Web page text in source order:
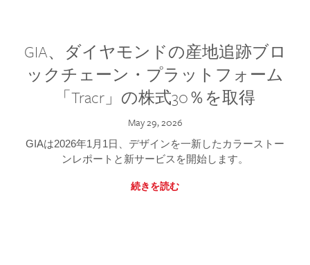
GIA、ダイヤモンドの産地追跡ブロ
ックチェーン・プラットフォーム
「Tracr」の株式30％を取得
May 29, 2026
GIAは2026年1月1日、デザインを一新したカラーストー
ンレポートと新サービスを開始します。
続きを読む